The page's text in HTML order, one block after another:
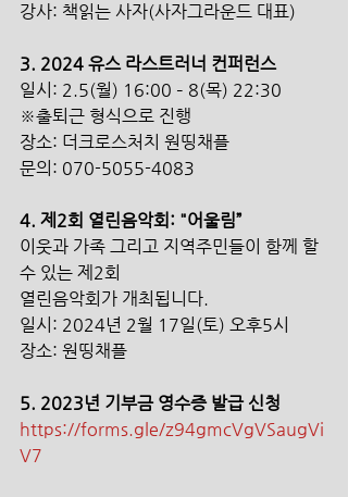
강사: 책읽는 사자(사자그라운드 대표)
3. 2024 유스 라스트러너 컨퍼런스
일시: 2.5(월) 16:00 – 8(목) 22:30
※출퇴근 형식으로 진행
장소: 더크로스처치 원띵채플
문의: 070-5055-4083
4. 제2회 열린음악회: "어울림”
이웃과 가족 그리고 지역주민들이 함께 할
수 있는 제2회
열린음악회가 개최됩니다.
일시: 2024년 2월 17일(토) 오후5시
장소: 원띵채플
5. 2023년 기부금 영수증 발급 신청
https://forms.gle/z94gmcVgVSaugVi
V7